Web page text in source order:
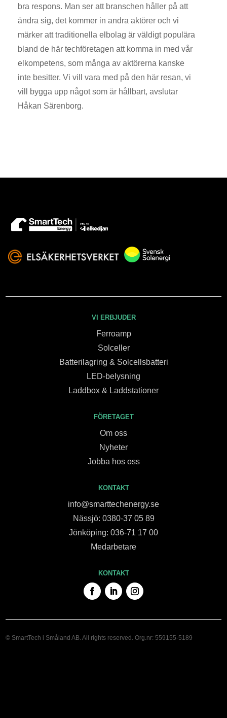
bra respons. Man ser att branschen håller på att
ändra sig, det kommer in andra aktörer och vi
märker att traditionella elbolag är väldigt populära
bland de här techföretagen att komma in med vår
elkompetens, som många av aktörerna kanske
inte besitter. Vi vill vara med på den här resan, vi
vill bygga upp något som är hållbart, avslutar
Håkan Särenborg.
VI ERBJUDER
Ferroamp
Solceller
Batterilagring & Solcellsbatteri
LED-belysning
Laddbox & Laddstationer
FÖRETAGET
Om oss
Nyheter
Jobba hos oss
KONTAKT
info@smarttechenergy.se
Nässjö: 0380-37 05 89
Jönköping: 036-71 17 00
Medarbetare
KONTAKT
© SmartTech i Småland AB. All rights reserved. Org.nr: 559155-5189